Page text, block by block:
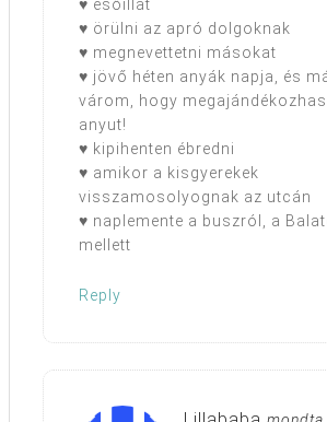
♥ esőillat
♥ örülni az apró dolgoknak
♥ megnevettetni másokat
♥ jövő héten anyák napja, és
várom, hogy
anyut!
♥ kipihenten ébredni
♥ amikor a kisgyerekek
visszamosolyognak az utcán
♥ naplemente a buszról, a
mellett
Reply